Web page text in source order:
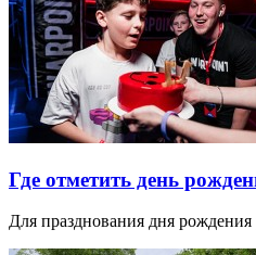
Где отметить день
Для празднования дня